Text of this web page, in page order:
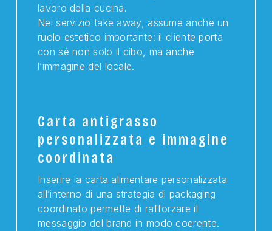
lavoro della cucina.
Nel servizio take away, assume anche un
ruolo estetico importante: il cliente porta
con sé non solo il cibo, ma anche
l’immagine del locale.
Carta antigrasso
personalizzata e immagine
coordinata
Inserire la carta alimentare personalizzata
all’interno di una strategia di packaging
coordinato permette di rafforzare il
messaggio del brand in modo coerente.